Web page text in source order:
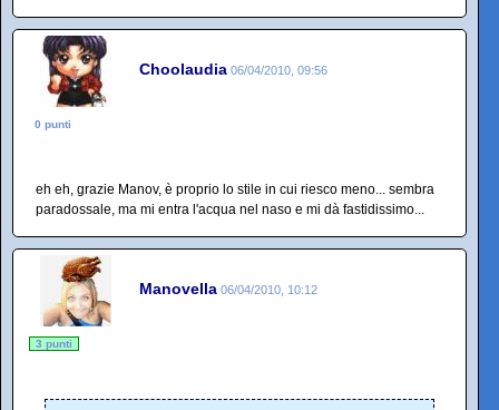
Choolaudia 06/04/2010, 09:56
0 punti
eh eh, grazie Manov, è proprio lo stile in cui riesco meno... sembra
paradossale, ma mi entra l'acqua nel naso e mi dà fastidissimo...
Manovella 06/04/2010, 10:12
3 punti